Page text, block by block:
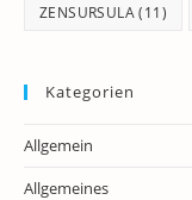
ZENSURSULA(11)
Kategorien
Allgemein
Allgemeines